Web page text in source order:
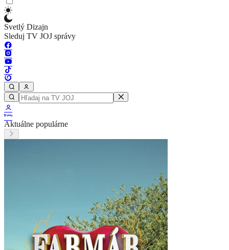
Svetlý Dizajn
Sleduj TV JOJ správy
Aktuálne populárne